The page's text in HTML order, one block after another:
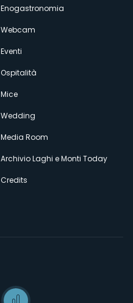
Enogastronomia
Webcam
Eventi
Ospitalità
Mice
Wedding
Media Room
Archivio Laghi e Monti Today
Credits